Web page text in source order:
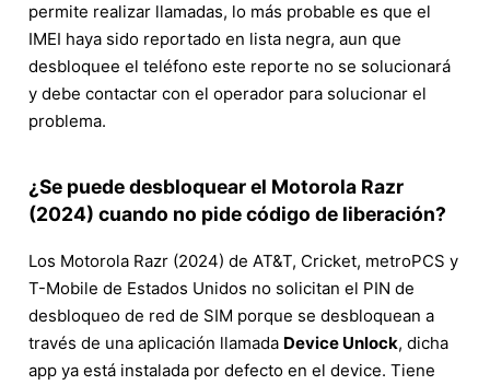
permite realizar llamadas, lo más probable es que el
IMEI haya sido reportado en lista negra, aun que
desbloquee el teléfono este reporte no se solucionará
y debe contactar con el operador para solucionar el
problema.
¿Se puede desbloquear el Motorola Razr
(2024) cuando no pide código de liberación?
Los Motorola Razr (2024) de AT&T, Cricket, metroPCS y
T-Mobile de Estados Unidos no solicitan el PIN de
desbloqueo de red de SIM porque se desbloquean a
través de una aplicación llamada Device Unlock, dicha
app ya está instalada por defecto en el device. Tiene